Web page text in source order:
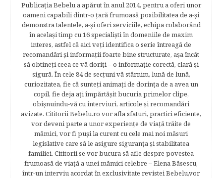
Publicația Bebelu a apărut în anul 2014, pentru a oferi unor
oameni capabili dintr-o ţară frumoasă posibilitatea de a-şi
demonstra talentele, a-şi oferi serviciile, echipa colaborând
în acelaşi timp cu 16 specialişti în domeniile de maxim
interes, astfel că aici veţi identifica o serie întreagă de
recomandări şi informaţii foarte bine structurate, aşa încât
să obtineţi ceea ce vă doriţi – o informaţie corectă, clară şi
sigură. În cele 84 de secțuni vă stârnim, lună de lună,
curiozitatea, fie că sunteţi animaţi de dorinţa de a avea un
copil, fie deja aţi împărtăşit bucuria primelor clipe,
obişnuindu-vă cu interviuri, articole şi recomandări
avizate. Cititorii Bebelu.ro vor afla sfaturi, practici eficiente,
vor deveni parte a unor experienţe de viaţă trăite de
mămici, vor fi puşi la curent cu cele mai noi măsuri
legislative care să le asigure siguranţa şi stabilitatea
familiei. Cititorii se vor bucura să afle despre povestea
frumoasă de viață a unei mămici celebre – Elena Băsescu,
într-un interviu acordat în exclusivitate revistei Bebelu,vor